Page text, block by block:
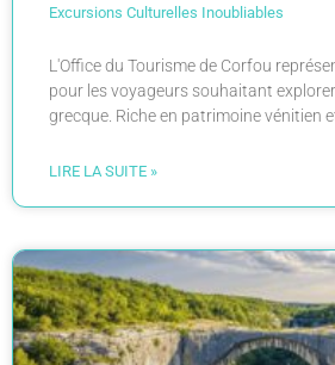
Excursions Culturelles Inoubliables
L'Office du Tourisme de Corfou
pour les voyageurs souhaitant
grecque. Riche en patrimoine vénitien
LIRE LA SUITE »